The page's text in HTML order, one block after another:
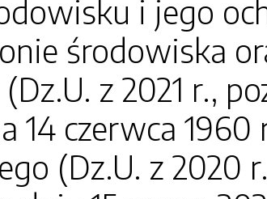
i jego
środowiska
z 2021 r.,
czerwca 1960
(Dz.U. z 2020